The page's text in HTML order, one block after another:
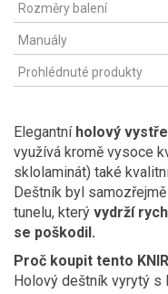
Rozměry balení
Manuály
Prohlédnuté produkty
Elegantníholový
využívá kromě vysoce
sklolaminát) také
Deštník byl
tunelu, který vydrží
se poškodil.
Proč koupit tento
Holový deštník vyrytý s